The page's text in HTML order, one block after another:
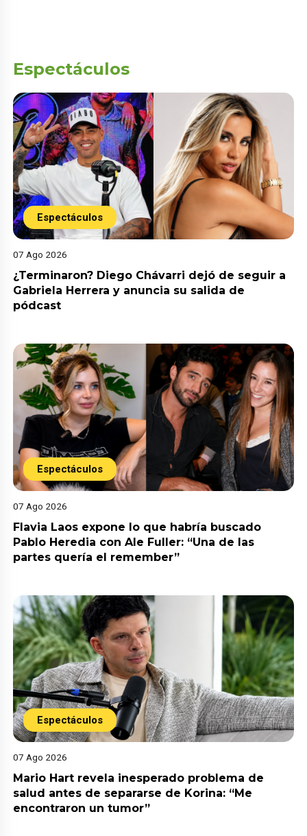
Espectáculos
Espectáculos
07 Ago 2026
¿Terminaron? Diego Chávarri dejó de seguir a
Gabriela Herrera y anuncia su salida de
pódcast
Espectáculos
07 Ago 2026
Flavia Laos expone lo que habría buscado
Pablo Heredia con Ale Fuller: “Una de las
partes quería el remember”
Espectáculos
07 Ago 2026
Mario Hart revela inesperado problema de
salud antes de separarse de Korina: “Me
encontraron un tumor”